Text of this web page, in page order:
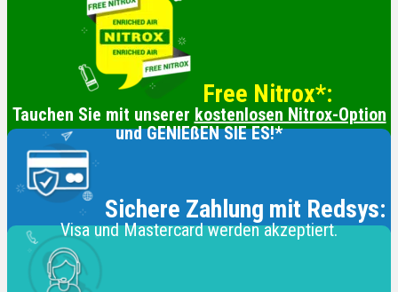
Free Nitrox*:
Tauchen Sie mit unsererkostenlosen Nitrox-Option
und GENIEßEN SIE ES!*
Sichere Zahlung mit Redsys:
Visa und Mastercard werden akzeptiert.